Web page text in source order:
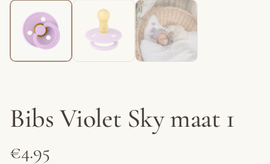
Bibs Violet Sky maat 1
€4.95